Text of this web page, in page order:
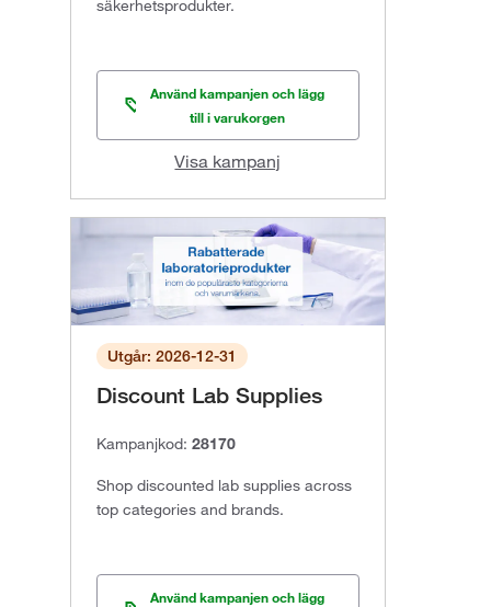
säkerhetsprodukter.
Använd kampanjen och lägg
till i varukorgen
Visa kampanj
Utgår: 2026-12-31
Discount Lab Supplies
Kampanjkod: 28170
Shop discounted lab supplies across
top categories and brands.
Använd kampanjen och lägg